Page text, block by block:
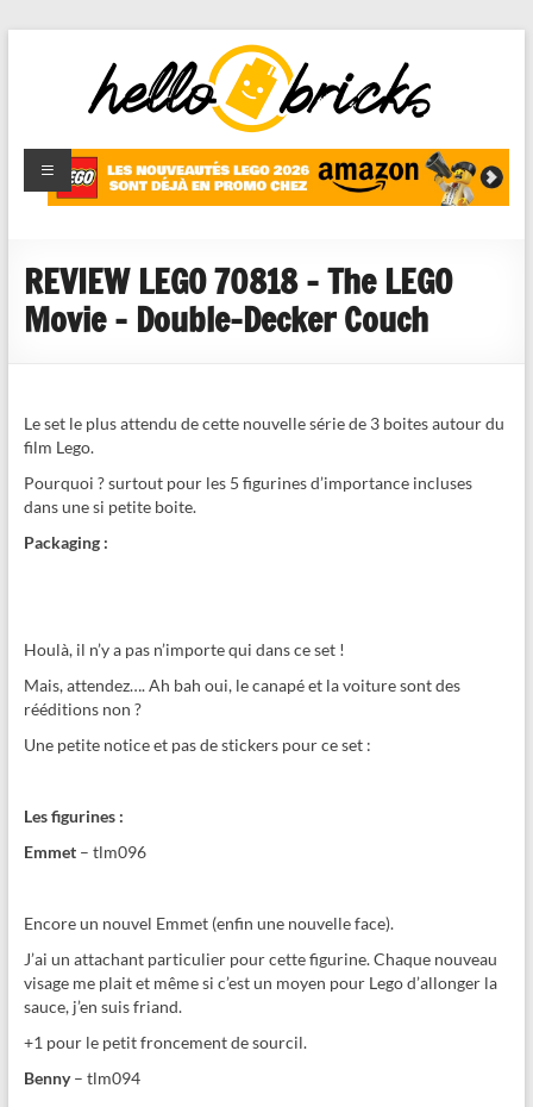
HelloBricks
Blog LEGO,
nouveaut�s
reviews
REVIEW LEGO 70818 – The LEGO
Movie – Double-Decker Couch
Le set le plus attendu de cette nouvelle série de 3 boites autour du
film Lego.
Pourquoi ? surtout pour les 5 figurines d’importance incluses
dans une si petite boite.
Packaging :
Houlà, il n’y a pas n’importe qui dans ce set !
Mais, attendez…. Ah bah oui, le canapé et la voiture sont des
rééditions non ?
Une petite notice et pas de stickers pour ce set :
Les figurines :
Emmet– tlm096
Encore un nouvel Emmet (enfin une nouvelle face).
J’ai un attachant particulier pour cette figurine. Chaque nouveau
visage me plait et même si c’est un moyen pour Lego d’allonger la
sauce, j’en suis friand.
+1 pour le petit froncement de sourcil.
Benny– tlm094